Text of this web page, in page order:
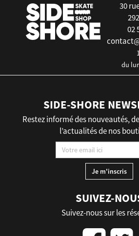
30
02
du
SIDE-SHORE
Restez informé des nouveautés,
l’actualités de nos
SUIVEZ-
Suivez-nous sur les